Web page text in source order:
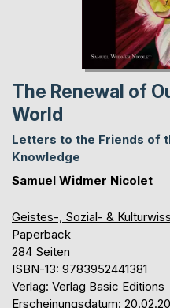
The Renewal of
World
Letters to the Friends of
Knowledge
Samuel Widmer Nicolet
Geistes-, Sozial- &
Paperback
284 Seiten
ISBN-13: 9783952441381
Verlag: Verlag Basic Editions
Erscheinungsdatum: